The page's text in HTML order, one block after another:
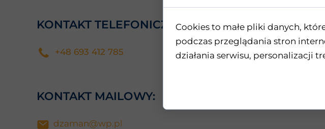
KONTAKT MAILOWY:
dzaman@wp.pl
KONTAKT TELEFONICZNY:
+48 693 412 785
Cookies to małe pliki danych,
podczas przeglądania stron
działania serwisu, personalizacji